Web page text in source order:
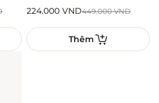
224.000 VND449.000VND
Thêm